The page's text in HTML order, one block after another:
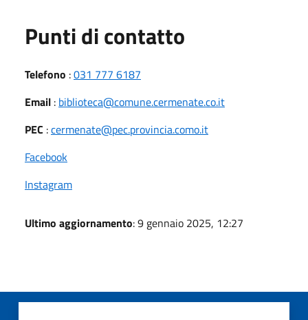
Punti di contatto
Telefono :031 777 6187
Email : biblioteca@comune.cermenate.co.it
PEC :cermenate@pec.provincia.como.it
Facebook
Instagram
Ultimo aggiornamento: 9 gennaio 2025, 12:27